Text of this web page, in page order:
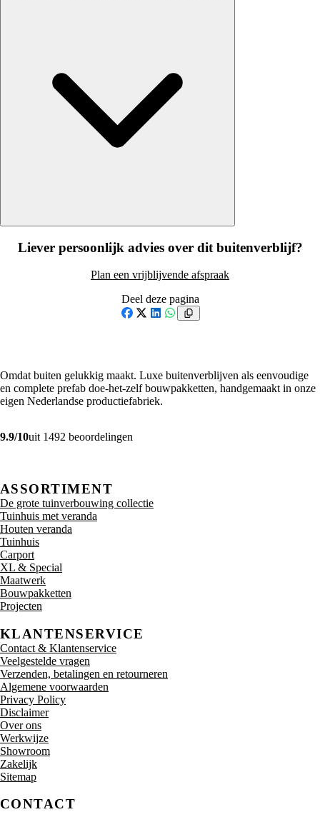
Liever persoonlijk advies over dit buitenverblijf?
Plan een vrijblijvende afspraak
Deel deze pagina
Omdat buiten gelukkig maakt. Luxe buitenverblijven als eenvoudige
en complete prefab doe-het-zelf bouwpakketten, handgemaakt in onze
eigen Nederlandse productiefabriek.
9.9/10uit 1492 beoordelingen
ASSORTIMENT
De grote tuinverbouwing collectie
Tuinhuis met veranda
Houten veranda
Tuinhuis
Carport
XL & Special
Maatwerk
Bouwpakketten
Projecten
KLANTENSERVICE
Contact & Klantenservice
Veelgestelde vragen
Verzenden, betalingen en retourneren
Algemene voorwaarden
Privacy Policy
Disclaimer
Over ons
Werkwijze
Showroom
Zakelijk
Sitemap
CONTACT